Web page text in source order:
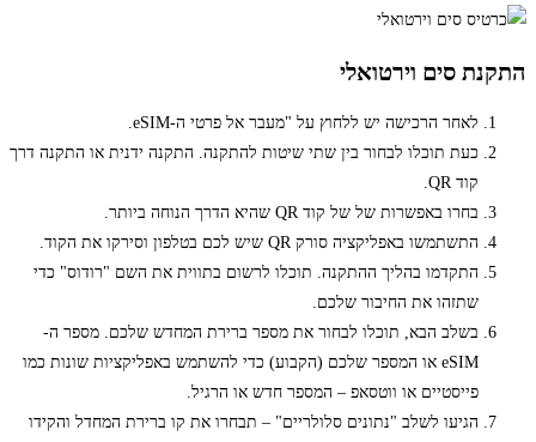
התקנת סים וירטואלי
לאחר הרכישה יש ללחוץ על "מעבר אל פרטי ה-eSIM.
כעת תוכלו לבחור בין שתי שיטות להתקנה. התקנה ידנית או התקנה דרך
קוד QR.
בחרו באפשרות של של קוד QR שהיא הדרך הנוחה ביותר.
התשתמשו באפליקציה סורק QR שיש לכם בטלפון וסירקו את הקוד.
התקדמו בהליך ההתקנה. תוכלו לרשום בתווית את השם "רודוס" כדי
שתזהו את החיבור שלכם.
בשלב הבא, תוכלו לבחור את מספר ברירת המחדש שלכם. מספר ה-
eSIM או המספר שלכם (הקבוע) כדי להשתמש באפליקציות שונות כמו
פייסטיים או ווטסאפ – המספר חדש או הרגיל.
הגיעו לשלב "נתונים סלולריים" – תבחרו את קו ברירת המחדל והקידו